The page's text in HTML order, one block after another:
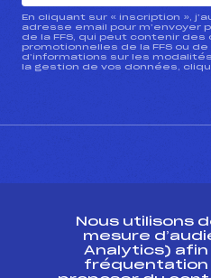
En cliquant sur « inscription »,
adresse email pour
de la FFS, qui peut contenir
promotionnelles de la FFS ou
d’informations sur les
la gestion de vos données,
ESPACE PRESSE
Ressources
Nous utilisons
mesure
Analytics) afin
fréquentation